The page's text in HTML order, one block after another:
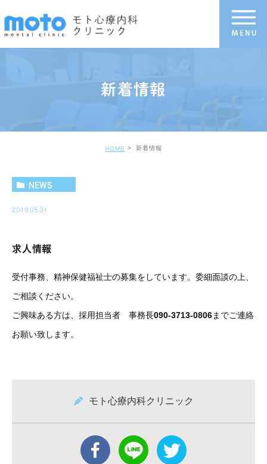
新着情報
HOME 新着情報
NEWS
2019.05.31
求人情報
受付事務、精神保健福祉士の募集をしています。委細面談の上、
ご相談ください。
ご興味ある方は、採用担当者 事務長090-3713-0806までご連絡
お願い致します。
モト心療内科クリニック